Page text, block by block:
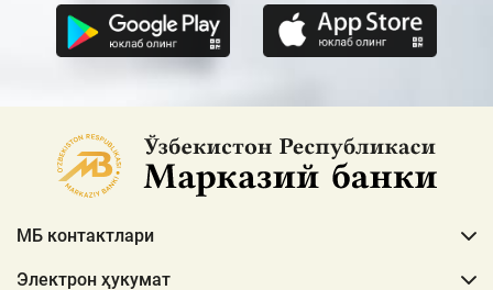
МБ контактлари
Электрон ҳукумат